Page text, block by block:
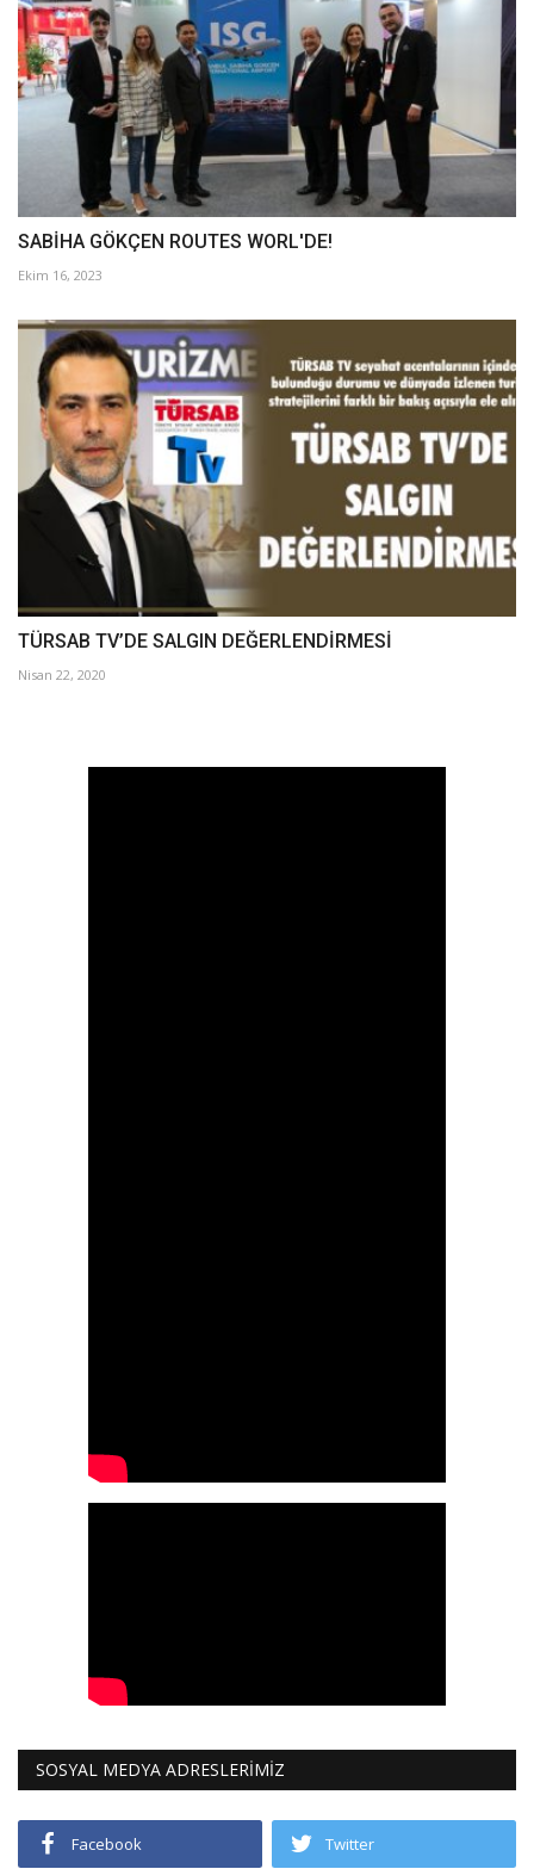
SABİHA GÖKÇEN ROUTES WORL'DE!
Ekim 16, 2023
TÜRSAB TV’DE SALGIN DEĞERLENDİRMESİ
Nisan 22, 2020
SOSYAL MEDYA ADRESLERİMİZ
Facebook Twitter